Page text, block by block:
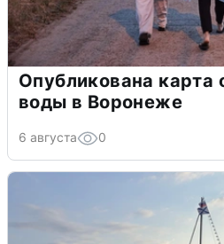
Опубликована карта
воды в Воронеже
6 августа 0